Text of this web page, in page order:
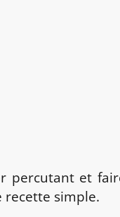
percutant et
recette simple.